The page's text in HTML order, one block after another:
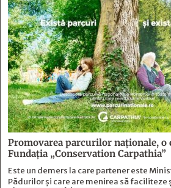
Promovarea parcurilor naționale, o
Fundația „Conservation Carpathia”
Este un demers la care partener este
Pădurilor și care are menirea să faciliteze